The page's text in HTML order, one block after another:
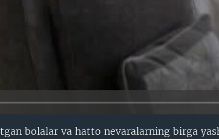
bolalar va hatto nevaralarning birga